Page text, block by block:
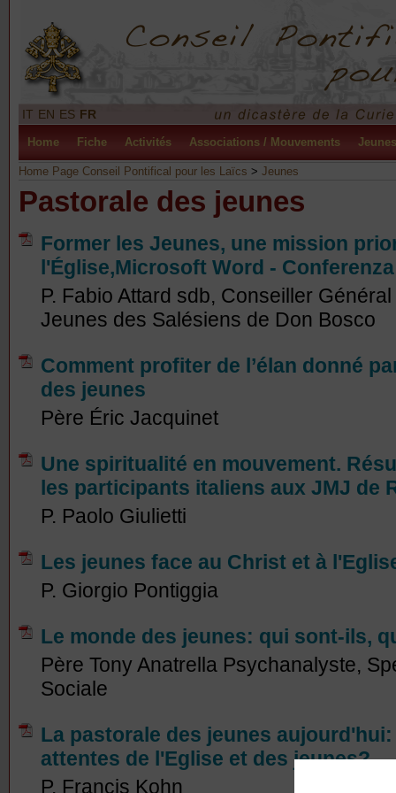
IT EN ES FR
Home Fiche Activités Associations / Mouvements Jeunes
Home Page Conseil Pontifical pour les Laïcs > Jeunes
Pastorale des jeunes
Former les Jeunes, une mission
l'Église,Microsoft Word -
P. Fabio Attard sdb, Conseiller
Jeunes des Salésiens de Don Bosco
Comment profiter de l’élan donné
des jeunes
Père Éric Jacquinet
Une spiritualité en mouvement.
les participants italiens aux JMJ de
P. Paolo Giulietti
Les jeunes face au Christ et à
P. Giorgio Pontiggia
Le monde des jeunes: qui sont-ils,
Père Tony Anatrella Psychanalyste,
Sociale
La pastorale des jeunes
attentes de l'Eglise et des jeunes?
P. Francis Kohn